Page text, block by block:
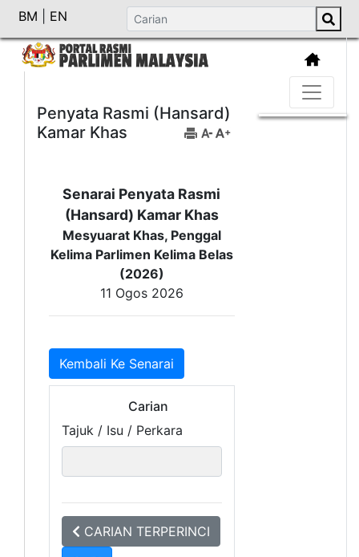
BM EN
Penyata Rasmi (Hansard)
Kamar Khas
Senarai Penyata Rasmi
(Hansard) Kamar Khas
Mesyuarat Khas, Penggal
Kelima Parlimen Kelima Belas
(2026)
11 Ogos 2026
Kembali Ke Senarai
Carian
Tajuk / Isu / Perkara
CARIAN TERPERINCI